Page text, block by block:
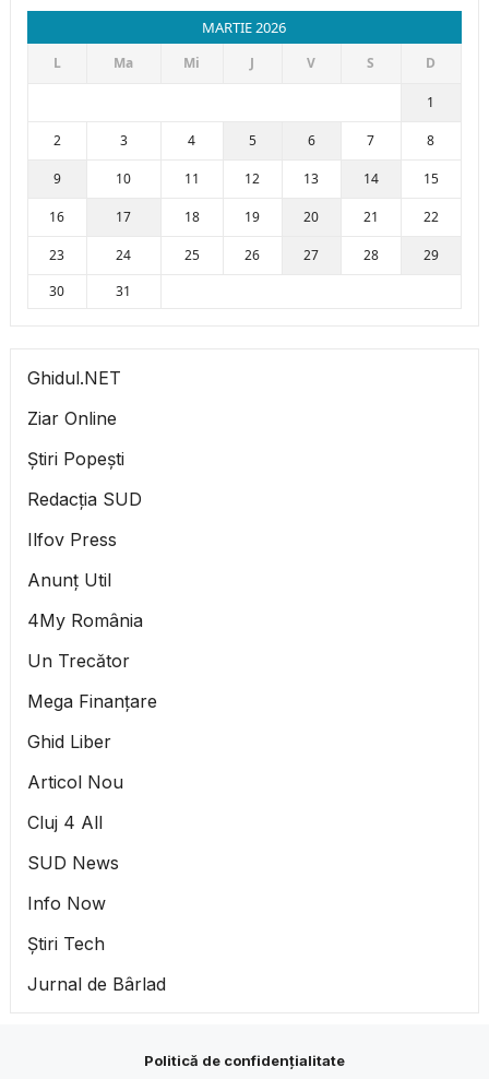
MARTIE 2026
L Ma Mi J V S D
1
2 3 4 5 6 7 8
9 10 11 12 13 14 15
16 17 18 19 20 21 22
23 24 25 26 27 28
29
30
31
Ghidul.NET
Ziar Online
Știri Popești
Redacția SUD
Ilfov Press
Anunț Util
4My România
Un Trecător
Mega Finanțare
Ghid Liber
Articol Nou
Cluj 4 All
SUD News
Info Now
Știri Tech
Jurnal de Bârlad
Politică de confidențialitate